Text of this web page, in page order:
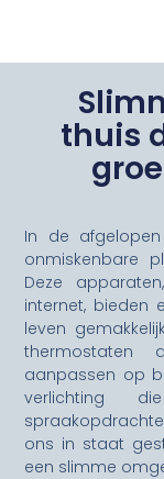
thuis
In de
onmiskenbare
Deze
internet, bieden
leven
thermostaten
aanpassen op
verlichting
ons in staat
een slimme